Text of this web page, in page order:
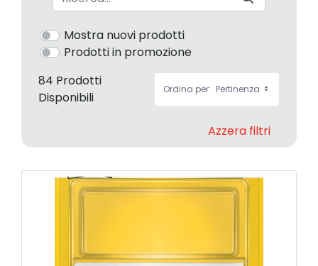
Mostra nuovi prodotti
Prodotti in promozione
84 Prodotti
Disponibili
Ordina per: Pertinenza
Azzera filtri